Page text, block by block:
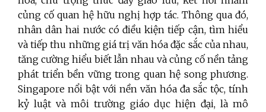
củng cố quan hệ hữu nghị hợp tác. Thông qua đó,
nhân dân hai nước có điều kiện tiếp cận, tìm hiểu
và tiếp thu những giá trị văn hóa đặc sắc của nhau,
tăng cường hiểu biết lẫn nhau và củng cố nền tảng
phát triển bền vững trong quan hệ song phương.
Singapore nổi bật với nền văn hóa đa sắc tộc, tính
kỷ luật và môi trường giáo dục hiện đại, là mô